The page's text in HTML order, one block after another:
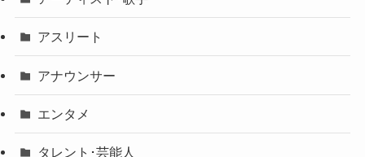
アスリート
アナウンサー
エンタメ
タレント･芸能人